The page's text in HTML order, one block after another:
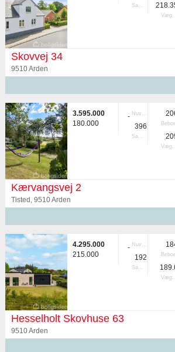
Samlet
Skovvej 34
9510 Arden
3.595.000
180.000
- Nuvær.
396
Samlet
Kærvangsvej 2
Tisted, 9510 Arden
4.295.000
215.000
- Nuvær.
192
Samlet
Hesselholt Skovhuse 63
9510 Arden